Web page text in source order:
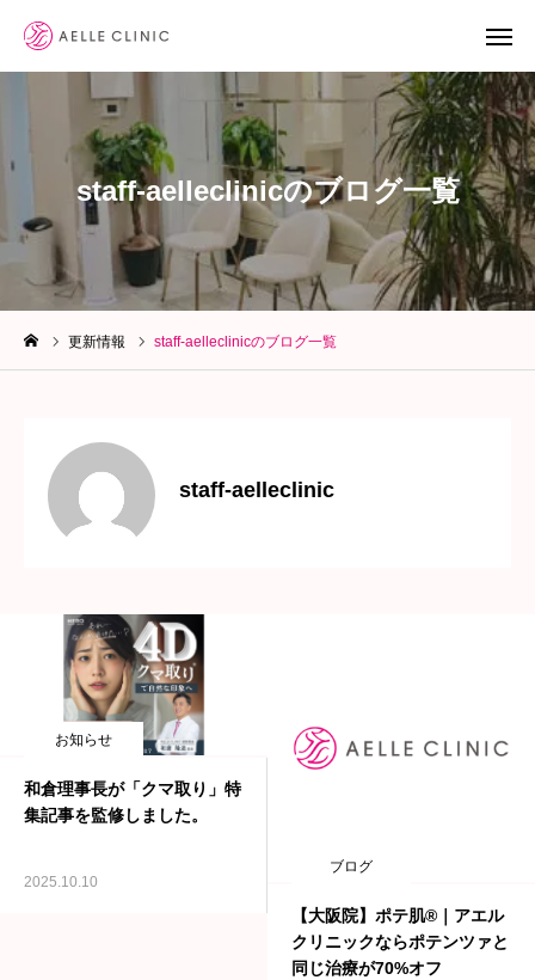
staff-aelleclinicのブログ一覧
更新情報 staff-aelleclinicのブログ一覧
staff-aelleclinic
お知らせ
和倉理事長が「クマ取り」特
集記事を監修しました。
2025.10.10
ブログ
【大阪院】ポテ肌®︎｜アエル
クリニックならポテンツァと
同じ治療が70%オフ
LINE予約 WEB予約
YoutTube
診療メニュー
クリニック案内
ブログ
院長ブログ